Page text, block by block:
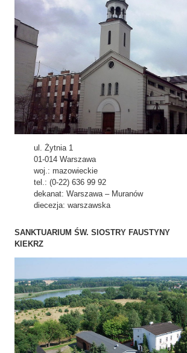
ul. Żytnia 1
01-014 Warszawa
woj.: mazowieckie
tel.: (0-22) 636 99 92
dekanat: Warszawa – Muranów
diecezja: warszawska
SANKTUARIUM ŚW. SIOSTRY FAUSTYNY
KIEKRZ